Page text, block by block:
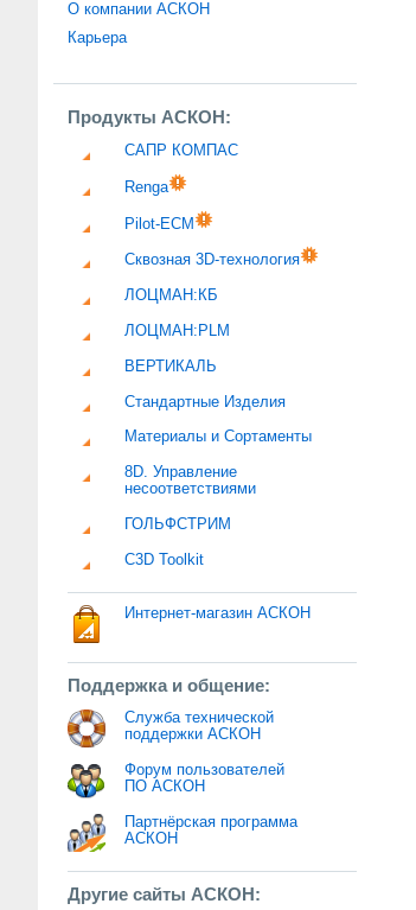
О компании АСКОН
Карьера
Продукты АСКОН:
САПР КОМПАС
Renga
Pilot-ECM
Сквозная 3D-технология
ЛОЦМАН:КБ
ЛОЦМАН:PLM
ВЕРТИКАЛЬ
Стандартные Изделия
Материалы и Сортаменты
8D. Управление
несоответствиями
ГОЛЬФСТРИМ
C3D Toolkit
Интернет-магазин АСКОН
Поддержка и общение:
Служба технической
поддержки АСКОН
Форум пользователей
ПО АСКОН
Партнёрская программа
АСКОН
Другие сайты АСКОН: